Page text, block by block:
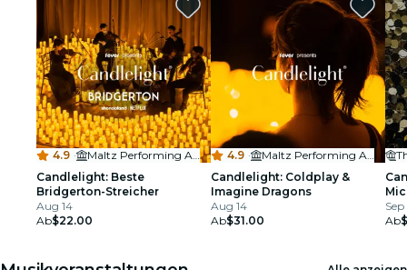
4.9 ·
Maltz Performing Arts Center
Candlelight: Beste
Bridgerton-Streicher
Aug 14
Ab$22.00
4.9 ·
Maltz Performing Arts Center
Candlelight: Coldplay &
Imagine Dragons
Aug 14
Ab$31.00
Ab